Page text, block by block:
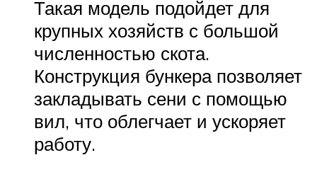
Такая модель подойдет для
крупных хозяйств с большой
численностью скота.
Конструкция бункера позволяет
закладывать сени с помощью
вил, что облегчает и ускоряет
работу.